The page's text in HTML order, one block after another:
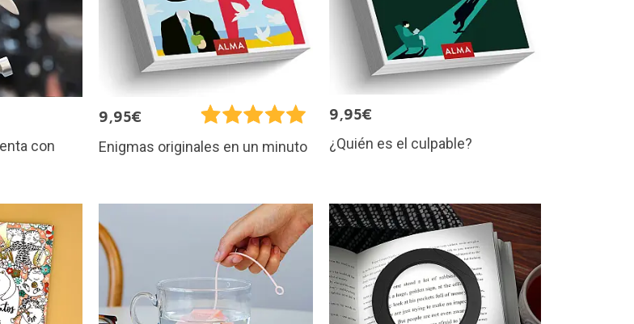
con
9,95€
Enigmas originales en un minuto
9,95€
¿Quién es el culpable?